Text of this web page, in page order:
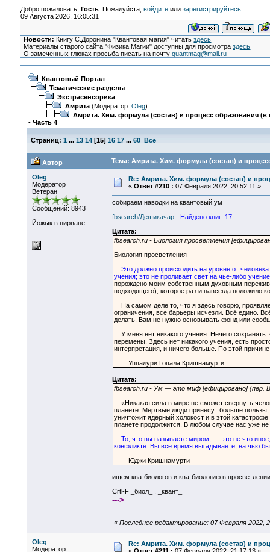
Добро пожаловать, Гость. Пожалуйста, войдитеили зарегистрируйтесь.
09 Августа 2026, 16:05:31
Новости: Книгу С.Доронина "Квантовая магия" читатьздесь
Материалы старого сайта "Физика Магии" доступны для просмотраздесь
О замеченных глюках просьба писать на почтуquantmag@mail.ru
Квантовый Портал
Тематические разделы
Экстрасенсорика
Амрита(Модератор: Oleg)
Амрита. Хим. формула (состав) и процесс образования (в
- Часть 4
Страниц: 1 ... 13 14[15] 16 17 ... 60 Все
Автор Тема: Амрита. Хим. формула (состав) и
Oleg
Модератор
Ветеран
Сообщений: 8943
Йожык в нирване
Re: Амрита. Хим. формула (состав) и
« Ответ #210 : 07 Февраля 2022, 20:52:11 »
собираем наводки на квантовый ум
fbsearch/Дешикачар - Найдено книг: 17
Цитата:
fbsearch.ru - Биология просветления
Биология просветления
Это должно происходить на уровне от
учения; это не проливает свет на чьё-либо
порождено моим собственным духовным
подходящего), которое раз и навсегда положило
На самом деле то, что я здесь говорю,
ограничения, все барьеры исчезли. Всё едино.
делать. Вам не нужно основывать фонд или
У меня нет никакого учения. Нечего сохранять.
перемены. Здесь нет никакого учения, есть
интерпретация, и ничего больше. По этой
Уппалури Гопала Кришнамурти
Цитата:
fbsearch.ru - Ум — это миф [ёфицировано] (пер.
«Никакая сила в мире не сможет свернуть
планете. Мёртвые люди принесут больше
уничтожит ядерный холокост и в этой
планете продолжится. В любом случае нас уже не
То, что вы называете миром, — это не что
конфликте. Вы всё время выгадываете, на чью бы
Юджи Кришнамурти
ищем ква-биологов и ква-биологию в
Crtl-F _биол_ , _квант_
--->
« Последнее редактирование: 07 Февраля 2022,
Oleg
Модератор
Re: Амрита. Хим. формула (состав) и